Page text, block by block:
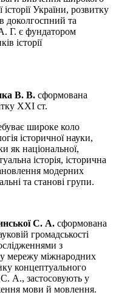
України, розвитку
доколгоспний та
Г. є фундатором
історії
В. В. сформована
ХХІ ст.
широке коло
історичної науки,
як національної,
історія, історична
модерних
та станові групи.
С. А. сформована
громадськості
з
мережу міжнародних
концептуального
А., застосовують у
мови й мовлення.